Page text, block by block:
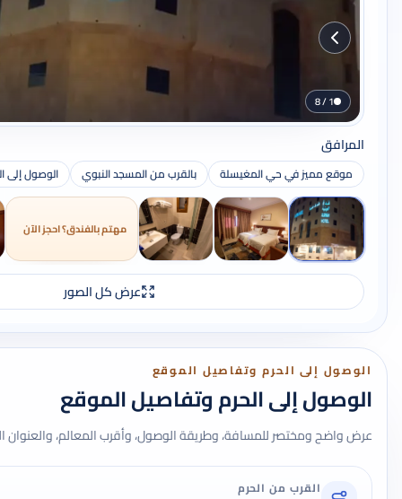
1 / 8
المرافق
موقع مميز في حي المغيسلة بالقرب من المسجد النبوي الوصول إلى
مهتم بالفندق؟ احجز الآن
عرض كل الصور
الوصول إلى الحرم وتفاصيل الموقع
الوصول إلى الحرم وتفاصيل الموقع
عرض واضح ومختصر للمسافة، وطريقة الوصول، وأقرب المعالم، والعنوان
القرب من الحرم